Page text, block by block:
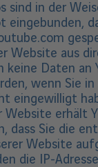
sind in der
eingebunden,
Website aus
keine Daten an
wenn Sie in
eingewilligt
Website erhält
dass Sie die
Website
die IP-